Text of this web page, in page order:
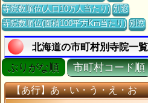
寺院数順位(人口10万人当たり) 別窓
寺院数順位(面積100平方Km当たり) 別窓
北海道の市町村別寺院一
ぶりがな順 市町村コード順
【あ行】あ・い・う・え・お